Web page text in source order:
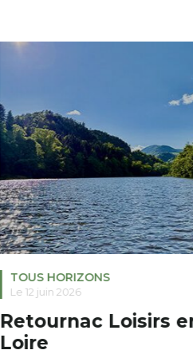
TOUS HORIZONS
Le 12 juin 2026
Retournac Loisirs
Loire